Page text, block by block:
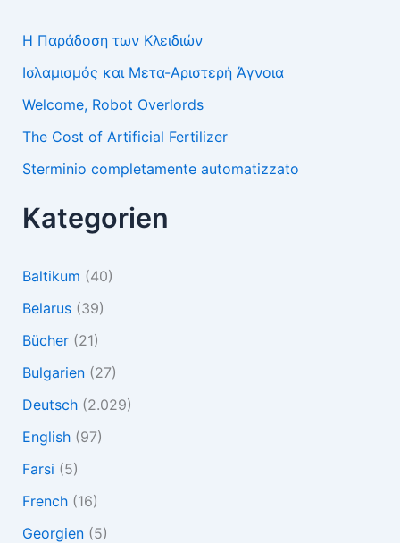
Η Παράδοση των Κλειδιών
Ισλαμισμός και Μετα-Αριστερή Άγνοια
Welcome, Robot Overlords
The Cost of Artificial Fertilizer
Sterminio completamente automatizzato
Kategorien
Baltikum (40)
Belarus(39)
Bücher(21)
Bulgarien(27)
Deutsch(2.029)
English(97)
Farsi (5)
French(16)
Georgien(5)